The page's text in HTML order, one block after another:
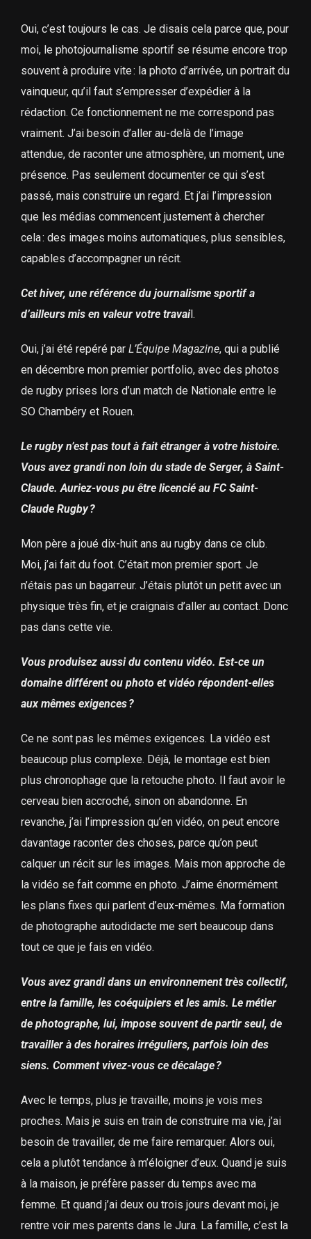
Oui, c’est toujours le cas. Je disais cela parce que, pour
moi, le photojournalisme sportif se résume encore trop
souvent à produire vite : la photo d’arrivée, un portrait du
vainqueur, qu’il faut s’empresser d’expédier à la
rédaction. Ce fonctionnement ne me correspond pas
vraiment. J’ai besoin d’aller au-delà de l’image
attendue, de raconter une atmosphère, un moment, une
présence. Pas seulement documenter ce qui s’est
passé, mais construire un regard. Et j’ai l’impression
que les médias commencent justement à chercher
cela : des images moins automatiques, plus sensibles,
capables d’accompagner un récit.
Cet hiver, une référence du journalisme sportif a
d’ailleurs mis en valeur votre travail.
Oui, j’ai été repéré par L’Équipe Magazine, qui a publié
en décembre mon premier portfolio, avec des photos
de rugby prises lors d’un match de Nationale entre le
SO Chambéry et Rouen.
Le rugby n’est pas tout à fait étranger à votre histoire.
Vous avez grandi non loin du stade de Serger, à Saint-
Claude. Auriez-vous pu être licencié au FC Saint-
Claude Rugby ?
Mon père a joué dix-huit ans au rugby dans ce club.
Moi, j’ai fait du foot. C’était mon premier sport. Je
n’étais pas un bagarreur. J’étais plutôt un petit avec un
physique très fin, et je craignais d’aller au contact. Donc
pas dans cette vie.
Vous produisez aussi du contenu vidéo. Est-ce un
domaine différent ou photo et vidéo répondent-elles
aux mêmes exigences ?
Ce ne sont pas les mêmes exigences. La vidéo est
beaucoup plus complexe. Déjà, le montage est bien
plus chronophage que la retouche photo. Il faut avoir le
cerveau bien accroché, sinon on abandonne. En
revanche, j’ai l’impression qu’en vidéo, on peut encore
davantage raconter des choses, parce qu’on peut
calquer un récit sur les images. Mais mon approche de
la vidéo se fait comme en photo. J’aime énormément
les plans fixes qui parlent d’eux-mêmes. Ma formation
de photographe autodidacte me sert beaucoup dans
tout ce que je fais en vidéo.
Vous avez grandi dans un environnement très collectif,
entre la famille, les coéquipiers et les amis. Le métier
de photographe, lui, impose souvent de partir seul, de
travailler à des horaires irréguliers, parfois loin des
siens. Comment vivez-vous ce décalage ?
Avec le temps, plus je travaille, moins je vois mes
proches. Mais je suis en train de construire ma vie, j’ai
besoin de travailler, de me faire remarquer. Alors oui,
cela a plutôt tendance à m’éloigner d’eux. Quand je suis
à la maison, je préfère passer du temps avec ma
femme. Et quand j’ai deux ou trois jours devant moi, je
rentre voir mes parents dans le Jura. La famille, c’est la